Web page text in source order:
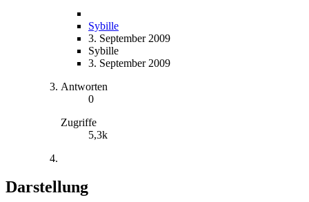
Sybille
3. September 2009
Sybille
3. September 2009
Antworten
0
Zugriffe
5,3k
Darstellung